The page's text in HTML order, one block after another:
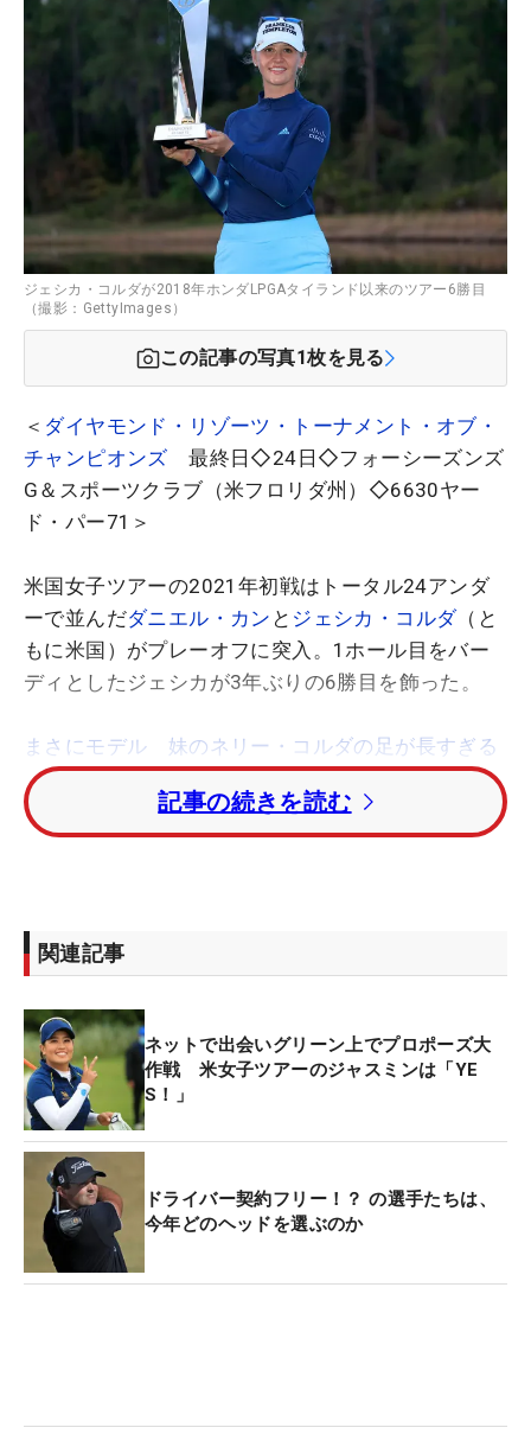
ジェシカ・コルダが2018年ホンダLPGAタイランド以来のツアー6勝目
（撮影：GettyImages）
この記事の写真1枚を見る
＜ ダイヤモンド・リゾーツ・トーナメント・オブ・
チャンピオンズ 最終日◇24日◇フォーシーズンズ
G＆スポーツクラブ（米フロリダ州）◇6630ヤー
ド・パー71＞
米国女子ツアーの2021年初戦はトータル24アンダ
ーで並んだダニエル・カン と ジェシカ・コルダ（と
もに米国）がプレーオフに突入。1ホール目をバー
ディとしたジェシカが3年ぶりの6勝目を飾った。
まさにモデル 妹のネリー・コルダの足が長すぎる
件【写真】
2打差のトータル22アンダーにジェシカの妹、ネリ
トータル16アンダーの5位タイにアンジェラ・スタ
トータル14アンダーの7位タイにレクシー・トンプ
ソンとブリタニー・リンシコム（ともに米国）が入
った。
ブルック・ヘンダーソン
ンダー・9位、昨年の全英を制した ソフィア・ポポ
フ（ドイツ）がトータル12アンダーの10位で4日間
を終えた。
記事の続きを読む
関連記事
ネットで出会いグリーン上でプロポーズ大
作戦 米女子ツアーのジャスミンは「YE
S！」
ドライバー契約フリー！？ の選手たちは、
今年どのヘッドを選ぶのか